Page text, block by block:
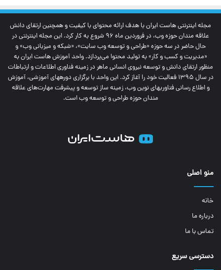
مجله اینترنتی‌ هاست ایران با هدف ارائه محتوای با کیفیت و همچنین ارتقای دانش
علاقه مندان حوزه وب، در فروردین ماه 96 شروع به کار کرد. این مجله اینترنتی در
حال حاضر در سه حوزه «طراحی و توسعه وب سایت»، «شبکه و میزبانی وب» و
«مدیریت و کسب و کار» به تولید محتوا می‌پردازد. واحد آموزش هاست ایران به
منظور ارتقای دانش و توسعه نیروی انسانی ماهر در زمینه فناوری اطلاعات و ارتباطات
در سال 1395 فعالیت خود را آغاز کرد. این واحد با برگزاری دوره‎های آموزشی، آموزش
و اطلاع رسانی فناوری‎های نوین وب، زمینه ساز توسعه و پیشرفت مهارت‌های علاقه
مندان حوزه طراحی و توسعه وب است.
منو اصلی
خانه
درباره ما
تماس با ما
دسترسی سریع